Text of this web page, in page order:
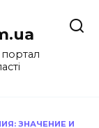
ЗНАЧЕНИЕ И